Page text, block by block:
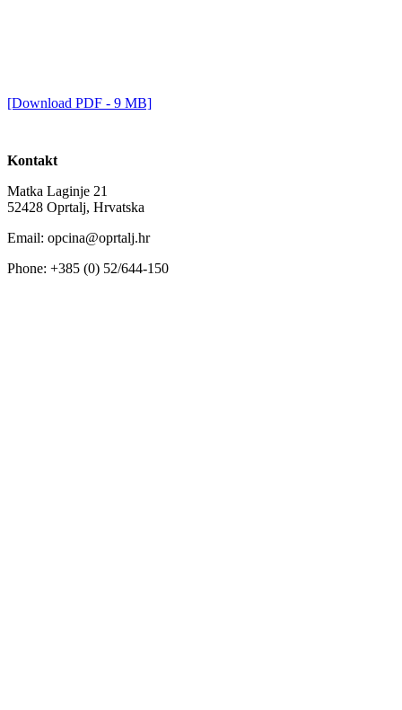
[Download PDF - 9 MB]
Kontakt
Matka Laginje 21
52428 Oprtalj, Hrvatska
Email: opcina@oprtalj.hr
Phone: +385 (0) 52/644-150